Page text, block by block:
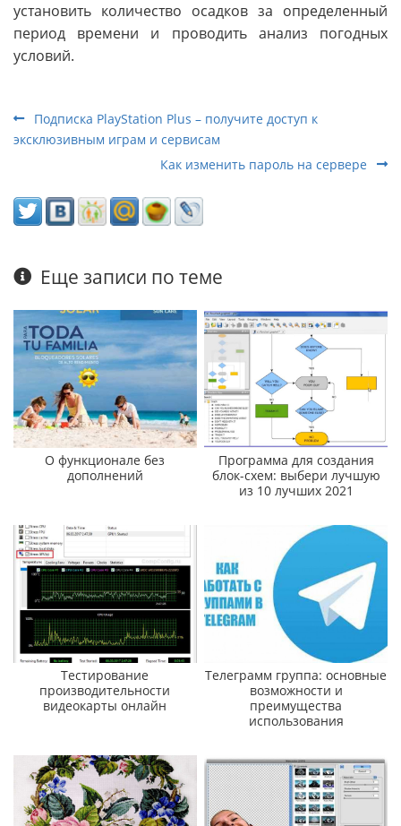
установить количество осадков за определенный
период времени и проводить анализ погодных
условий.
Подписка PlayStation Plus – получите доступ к
эксклюзивным играм и сервисам
Как изменить пароль на сервере
Еще записи по теме
О функционале без
дополнений
Программа для создания
блок-схем: выбери лучшую
из 10 лучших 2021
Тестирование
производительности
видеокарты онлайн
Телеграмм группа: основные
возможности и
преимущества
использования